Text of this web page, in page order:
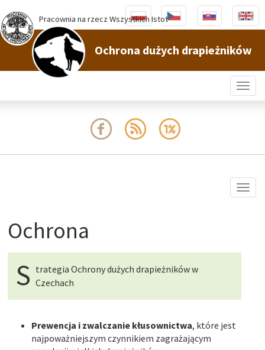
Pracownia na rzecz Wszystkich Istot
Ochrona dużych drapieżników
Ochrona
S trategia Ochrony dużych drapieżników w
Czechach
Prewencja i zwalczanie kłusownictwa, które jest
najpoważniejszym czynnikiem zagrażającym